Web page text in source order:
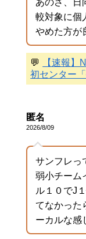
あのさ、日
較対象に個
やめた方が
💬
【速報
初センター
匿名
2026/8/09
サンフレっ
弱小チーム
ル１０でJ
てなかった
ーカルな感